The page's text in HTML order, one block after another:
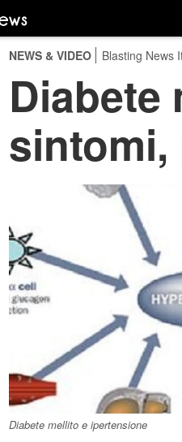
NEWS & VIDEO Blasting News
Diabete
sintomi,
Diabete mellito e ipertensione